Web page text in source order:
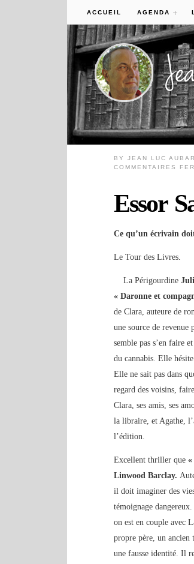
ACCUEIL AGENDA
BYJEAN LUC
COMMENTAIRES
Essor
Ce qu’un écrivain
Le Tour des Livres.
La Périgourdine
« Daronne et
de Clara, auteure de
une source de revenue
semble pas s’en faire
du cannabis. Elle
Elle ne sait pas dans
regard des voisins,
Clara, ses amis, ses
la libraire, et Agathe,
l’édition.
Excellent thriller que«
Linwood Barclay.
il doit imaginer des
témoignage
on est en couple avec
propre père, un ancien
une fausse identité. Il